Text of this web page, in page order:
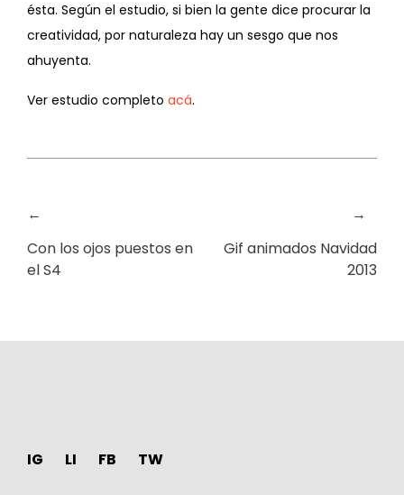
ésta. Según el estudio, si bien la gente dice procurar la
creatividad, por naturaleza hay un sesgo que nos
ahuyenta.
Ver estudio completo acá.
←
Con los ojos puestos en
el S4
→
Gif animados Navidad
2013
IG LI FB TW